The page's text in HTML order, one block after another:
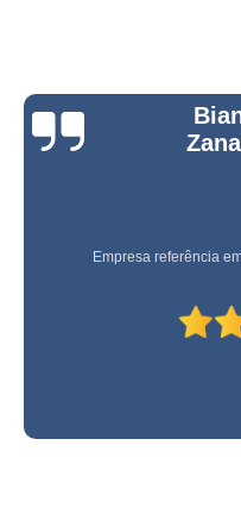
Empresa referência